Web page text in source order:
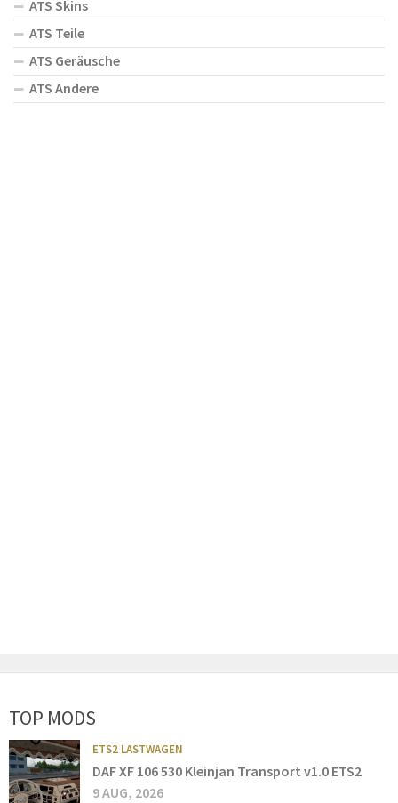
ATS Skins
ATS Teile
ATS Geräusche
ATS Andere
TOP MODS
ETS2 LASTWAGEN
DAF XF 106 530 Kleinjan Transport v1.0 ETS2
9 AUG, 2026